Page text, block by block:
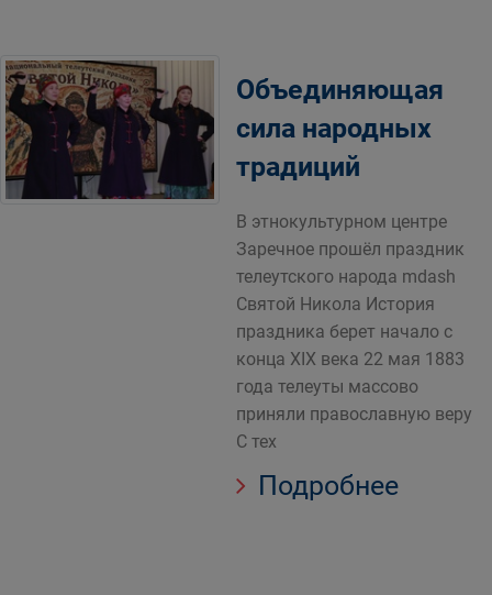
Объединяющая
сила народных
традиций
В этнокультурном центре
Заречное прошёл праздник
телеутского народа mdash
Святой Никола История
праздника берет начало с
конца XIX века 22 мая 1883
года телеуты массово
приняли православную веру
С тех
Подробнее